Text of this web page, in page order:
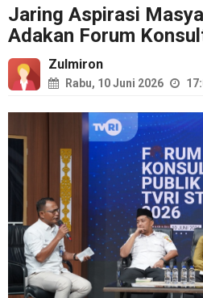
Jaring Aspirasi
Adakan Forum
Zulmiron
Rabu, 10 Juni 2026